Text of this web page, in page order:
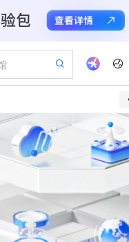
务器 ECS
可靠、弹性可伸缩的云计算服务
存储 OSS
云电脑
生成原生可编辑精美 PPT 文稿
句话想法, 轻松生成专业的 PPT
署幻兽帕鲁游戏服务器 HOT
专属联机服务器，轻松开启游戏
建 AI 智能体与工作流应用